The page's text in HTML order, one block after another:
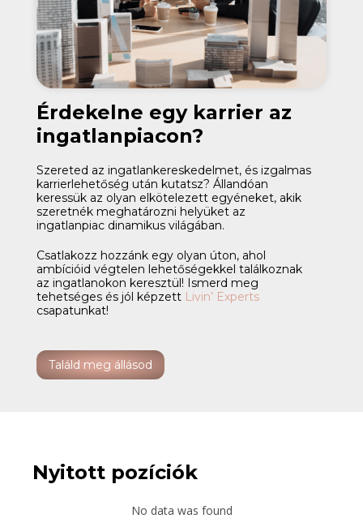
Érdekelne egy karrier az
ingatlanpiacon?
Szereted az ingatlankereskedelmet, és izgalmas
karrierlehetőség után kutatsz? Állandóan
keressük az olyan elkötelezett egyéneket, akik
szeretnék meghatározni helyüket az
ingatlanpiac dinamikus világában.
Csatlakozz hozzánk egy olyan úton, ahol
ambícióid végtelen lehetőségekkel találkoznak
az ingatlanokon keresztül! Ismerd meg
tehetséges és jól képzett Livin’ Experts
csapatunkat!
Találd meg állásod
Nyitott pozíciók
No data was found